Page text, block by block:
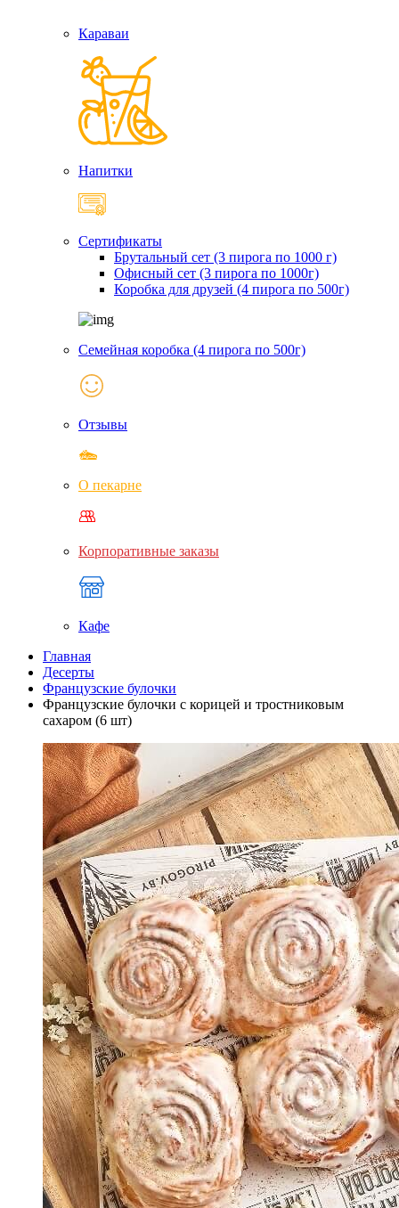
Караваи
Напитки
Сертификаты
Брутальный сет (3 пирога по 1000 г)
Офисный сет (3 пирога по 1000г)
Коробка для друзей (4 пирога по 500г)
Семейная коробка (4 пирога по 500г)
Отзывы
О пекарне
Корпоративные заказы
Кафе
Главная
Десерты
Французские булочки
Французские булочки с корицей и тростниковым
сахаром (6 шт)